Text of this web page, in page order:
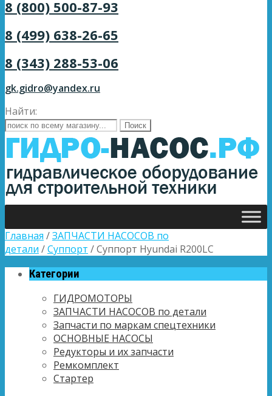
8 (800) 500-87-93
8 (499) 638-26-65
8 (343) 288-53-06
gk.gidro@yandex.ru
Найти:
Главная /ЗАПЧАСТИ НАСОСОВ по
детали /Суппорт / Суппорт Hyundai R200LC
Категории
ГИДРОМОТОРЫ
ЗАПЧАСТИ НАСОСОВ по детали
Запчасти по маркам спецтехники
ОСНОВНЫЕ НАСОСЫ
Редукторы и их запчасти
Ремкомплект
Стартер